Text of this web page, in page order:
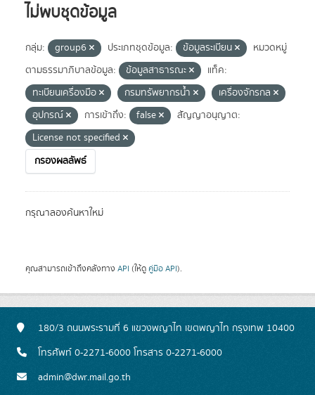
ไม่พบชุดข้อมูล
กลุ่ม: group6 ประเภทชุดข้อมูล: ข้อมูลระเบียน
หมวดหมู่
ตามธรรมาภิบาลข้อมูล:
ข้อมูลสาธารณะ
แท็ค:
ทะเบียนเครื่องมือ
กรมทรัพยากรน้ำ
เครื่องจักรกล
อุปกรณ์
การเข้าถึง: false
สัญญาอนุญาต:
License not specified
กรองผลลัพธ์
กรุณาลองค้นหาใหม่
คุณสามารถเข้าถึงคลังทาง API (ให้ดู คู่มือ API).
180/3 ถนนพระรามที่ 6 แขวงพญาไท เขตพญาไท กรุงเทพ 10400
โทรศัพท์ 0-2271-6000 โทรสาร 0-2271-6000
admin@dwr.mail.go.th